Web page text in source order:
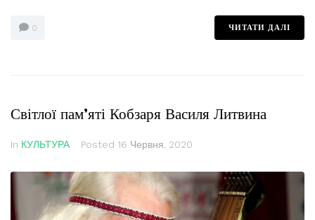
0 ЧИТАТИ ДАЛІ
Світлої пам’яті Кобзаря Василя Литвина
In КУЛЬТУРА Posted 16 Червня, 2020